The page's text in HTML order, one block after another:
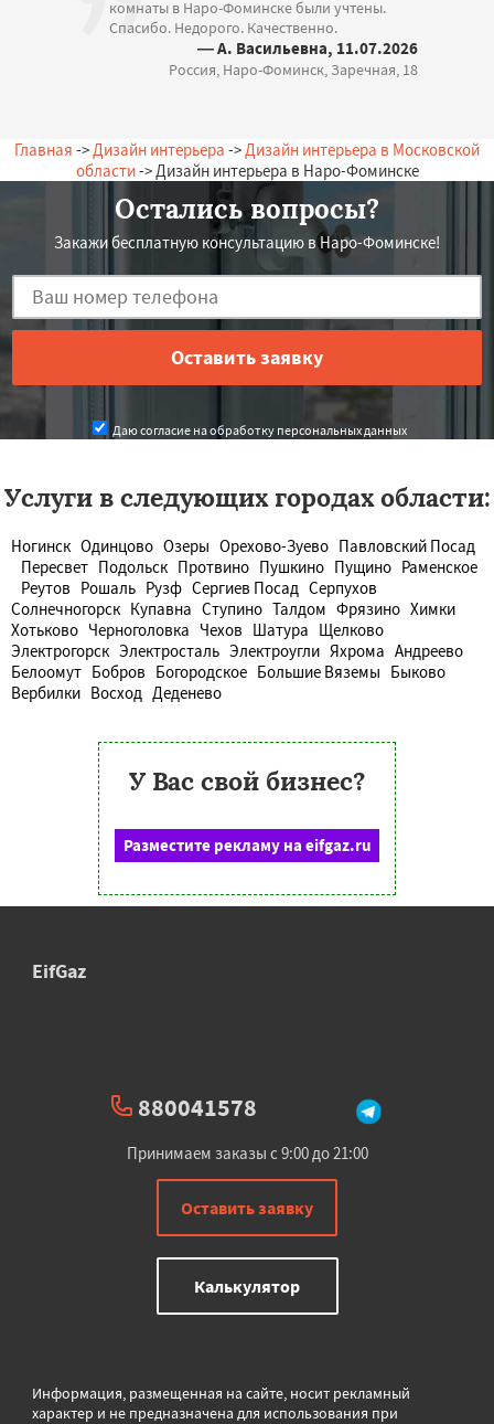
комнаты в Наро-Фоминске были учтены.
Спасибо. Недорого. Качественно.
— А. Васильевна, 11.07.2026
Россия, Наро-Фоминск, Заречная, 18
Главная -> Дизайн интерьера -> Дизайн интерьера в Московской
области-> Дизайн интерьера в Наро-Фоминске
Остались вопросы?
Закажи бесплатную консультацию в Наро-Фоминске!
Даю согласие на обработку персональных данных
Услуги в следующих городах области:
Ногинск Одинцово Озеры Орехово-Зуево Павловский Посад
Пересвет Подольск Протвино Пушкино Пущино Раменское
Реутов Рошаль Рузф Сергиев Посад Серпухов
Солнечногорск Купавна Ступино Талдом Фрязино Химки
Хотьково Черноголовка Чехов Шатура Щелково
Электрогорск Электросталь Электроугли Яхрома Андреево
Белоомут Бобров Богородское Большие Вяземы Быково
Вербилки Восход Деденево
У Вас свой бизнес?
Разместите рекламу на eifgaz.ru
EifGaz
880041578
Принимаем заказы с 9:00 до 21:00
Оставить заявку
Калькулятор
Информация, размещенная на сайте, носит рекламный
характер и не предназначена для использования при